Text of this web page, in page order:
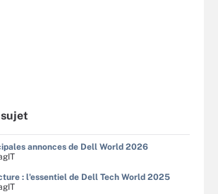
annonces de Dell World 2026
: l'essentiel de Dell Tech World 2025